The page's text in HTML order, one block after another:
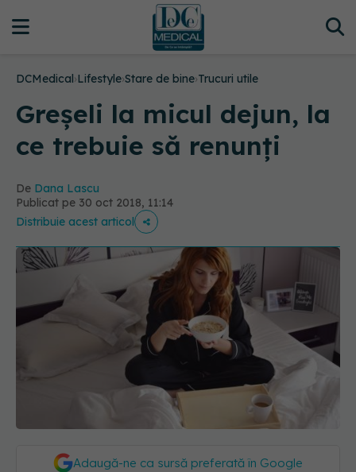
DCMedical›Lifestyle›Stare de bine›Trucuri utile
Greșeli la micul dejun, la
ce trebuie să renunți
De Dana Lascu
Publicat pe 30 oct 2018, 11:14
Distribuie acest articol
Adaugă-ne ca sursă preferată în Google